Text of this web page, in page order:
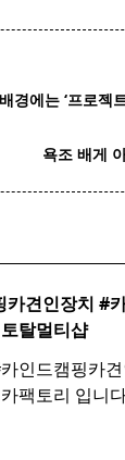
경에는 ‘프로젝
욕조 배게
견인장치 #
탈멀티샵
인드캠핑카
팩토리 입니